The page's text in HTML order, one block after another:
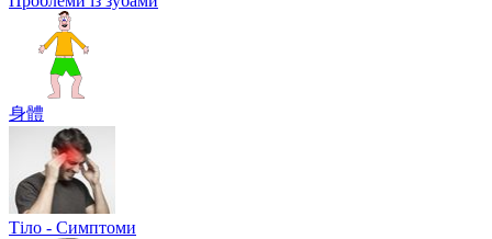
身體
Тіло - Симптоми